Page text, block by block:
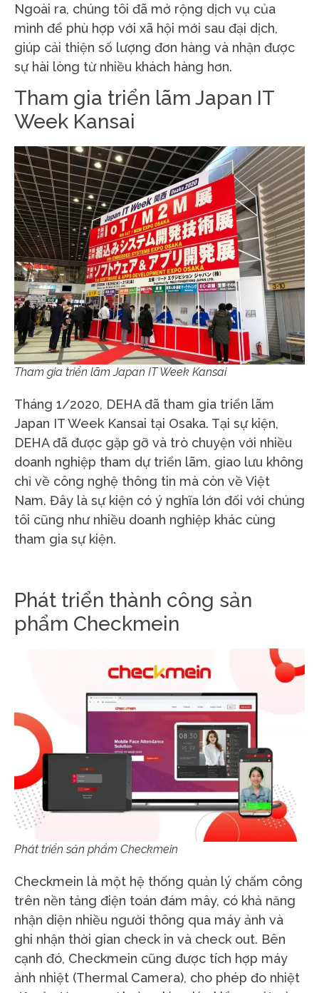
Ngoài ra, chúng tôi đã mở rộng dịch vụ của
mình để phù hợp với xã hội mới sau đại dịch,
giúp cải thiện số lượng đơn hàng và nhận được
sự hài lòng từ nhiều khách hàng hơn.
Tham gia triển lãm Japan IT
Week Kansai
Tham gia triển lãm Japan IT Week Kansai
Tháng 1/2020, DEHA đã tham gia triển lãm
Japan IT Week Kansai tại Osaka. Tại sự kiện,
DEHA đã được gặp gỡ và trò chuyện với nhiều
doanh nghiệp tham dự triển lãm, giao lưu không
chỉ về công nghệ thông tin mà còn về Việt
Nam. Đây là sự kiện có ý nghĩa lớn đối với chúng
tôi cũng như nhiều doanh nghiệp khác cùng
tham gia sự kiện.
Phát triển thành công sản
phẩm Checkmein
Phát triển sản phẩm Checkmein
Checkmein là một hệ thống quản lý chấm công
trên nền tảng điện toán đám mây, có khả năng
nhận diện nhiều người thông qua máy ảnh và
ghi nhận thời gian check in và check out. Bên
cạnh đó, Checkmein cũng được tích hợp máy
ảnh nhiệt (Thermal Camera), cho phép đo nhiệt